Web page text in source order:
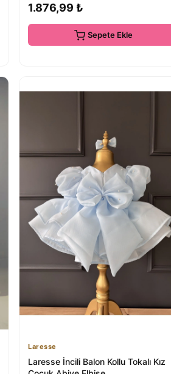
1.876,99 ₺
Sepete Ekle
Laresse
Laresse İncili Balon Kollu Tokalı Kız